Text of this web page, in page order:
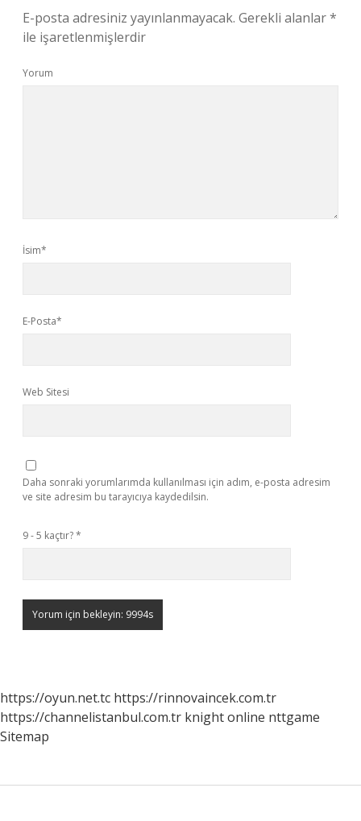
E-posta adresiniz yayınlanmayacak. Gerekli alanlar*
ile işaretlenmişlerdir
Yorum
İsim*
E-Posta*
Web Sitesi
Daha sonraki yorumlarımda kullanılması için adım, e-posta adresim
ve site adresim bu tarayıcıya kaydedilsin.
9 - 5 kaçtır?*
https://oyun.net.tc https://rinnovaincek.com.tr
https://channelistanbul.com.tr knight online nttgame
Sitemap